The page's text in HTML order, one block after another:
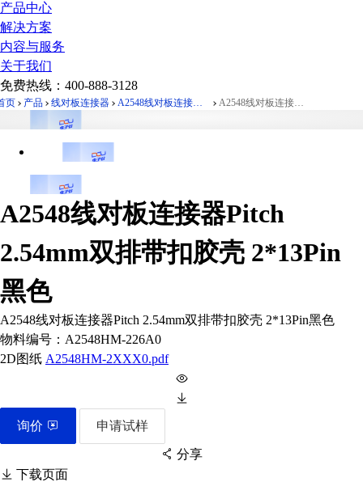
产品中心
解决方案
内容与服务
关于我们
免费热线： 400-888-3128
页 产品 线对板连接器 A2548线对板连接器Pitch 2.54mm双排带扣胶壳 A2548线对板连接器Pitch 2.54mm双排带扣胶壳 2*13Pin黑色
A2548线对板连接器Pitch
2.54mm双排带扣胶壳 2*13Pin
黑色
A2548线对板连接器Pitch 2.54mm双排带扣胶壳 2*13Pin黑色
物料编号： A2548HM-226A0
2D图纸 A2548HM-2XXX0.pdf
询价 申请试样
分享
下载页面